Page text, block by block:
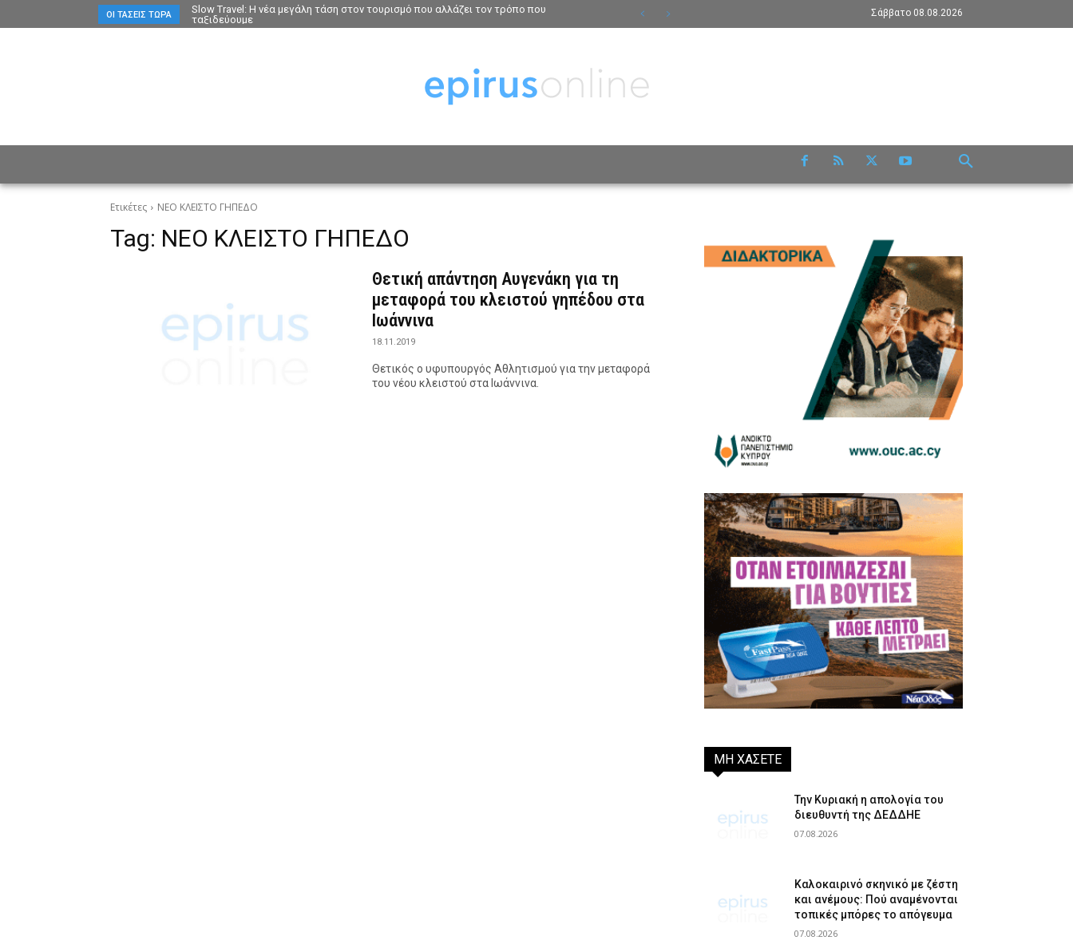
ΟΙ ΤΆΣΕΙΣ ΤΏΡΑ
Slow Travel: Η νέα μεγάλη τάση στον τουρισμό που αλλάζει τον τρόπο που
ταξιδεύουμε
Σάββατο 08.08.2026
Ετικέτες ΝΕΟ ΚΛΕΙΣΤΟ ΓΗΠΕΔΟ
Tag: ΝΕΟ ΚΛΕΙΣΤΟ ΓΗΠΕΔΟ
Θετική απάντηση Αυγενάκη για τη
μεταφορά του κλειστού γηπέδου στα
Ιωάννινα
18.11.2019
Θετικός ο υφυπουργός Αθλητισμού για την μεταφορά
του νέου κλειστού στα Ιωάννινα.
ΜΗ ΧΑΣΕΤΕ
Την Κυριακή η απολογία του
διευθυντή της ΔΕΔΔΗΕ
07.08.2026
Καλοκαιρινό σκηνικό με ζέστη
και ανέμους: Πού αναμένονται
τοπικές μπόρες το απόγευμα
07.08.2026